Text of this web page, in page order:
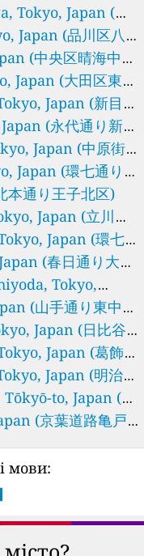
国立市)
和町板橋区)
品川区)
豊町品川区)
Tokyo, Japan (中
Japan (品川区八潮
(中央区晴海中央
Japan (大田区東糀
Japan (新目白
(永代通り新川
Japan (中原街道
Japan (環七通り松
本通り王子北区)
Japan (立川市
Japan (環七通
(春日通り大塚
Tokyo,
)
(山手通り東中野
Japan (日比谷
Japan (葛飾区
Japan (明治通
to, Japan (板
(京葉道路亀戸
мови: